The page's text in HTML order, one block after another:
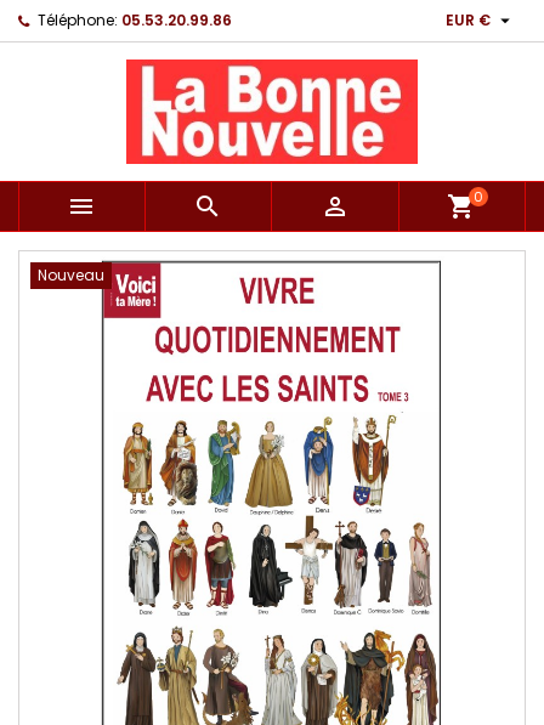
Téléphone: 05.53.20.99.86 EUR € 
   shopping_cart0
Nouveau